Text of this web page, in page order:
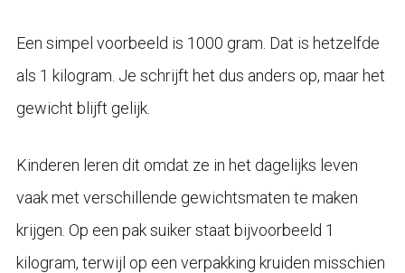
Een simpel voorbeeld is 1000 gram. Dat is hetzelfde
als 1 kilogram. Je schrijft het dus anders op, maar het
gewicht blijft gelijk.
Kinderen leren dit omdat ze in het dagelijks leven
vaak met verschillende gewichtsmaten te maken
krijgen. Op een pak suiker staat bijvoorbeeld 1
kilogram, terwijl op een verpakking kruiden misschien